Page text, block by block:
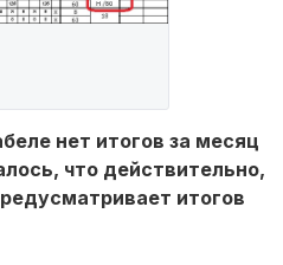
нет итогов за месяц
что действительно,
итогов